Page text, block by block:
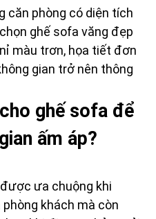
căn phòng có diện tích
ghế sofa văng đẹp
màu trơn, họa tiết đơn
gian trở nên thông
ghế sofa để
ấm áp?
ưa chuộng khi
khách mà còn